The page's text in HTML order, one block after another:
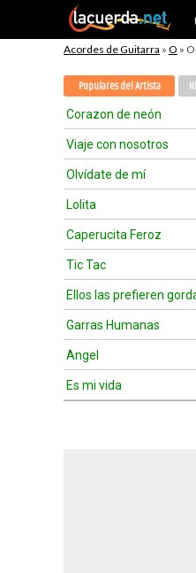
Acordes de Guitarra » O »
Populares del Artista
Corazon de neón
Viaje con nosotros
Olvídate de mí
Lolita
Caperucita Feroz
Tic Tac
Ellos las prefieren
Garras Humanas
Angel
Es mi vida